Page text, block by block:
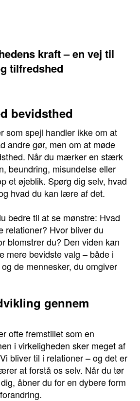
kraft – en vej til
tilfredshed
bevidsthed
som spejl handler ikke om at
andre gør, men om at møde
Når du mærker en stærk
beundring, misundelse eller
et øjeblik. Spørg dig selv, hvad
hvad du kan lære af det.
bedre til at se mønstre: Hvad
relationer? Hvor bliver du
blomstrer du? Den viden kan
mere bevidste valg – både i
de mennesker, du omgiver
gennem
ofte fremstillet som en
i virkeligheden sker meget af
bliver til i relationer – og det er
at forstå os selv. Når du tør
åbner du for en dybere form